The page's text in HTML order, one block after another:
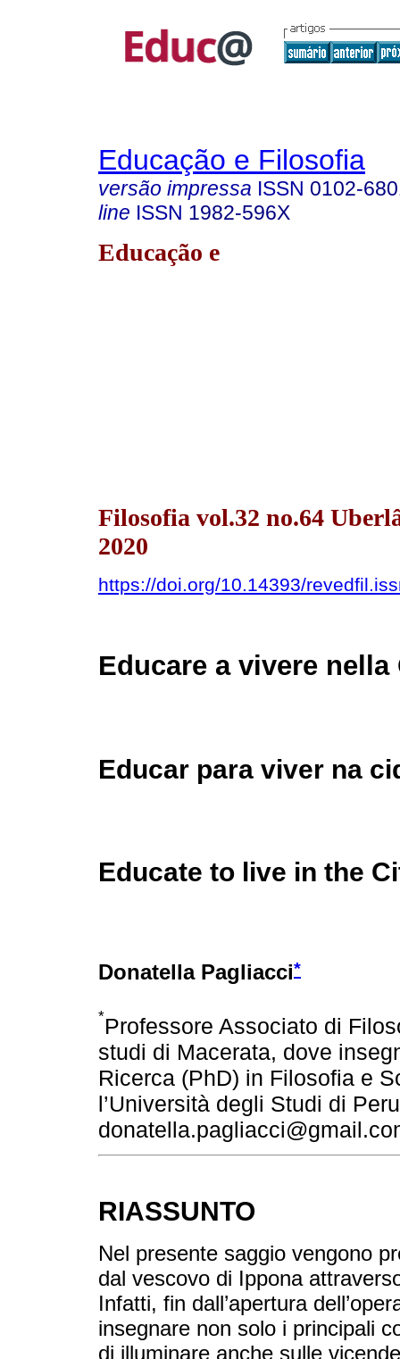
Educação e Filosofia
versão impressa ISSN 0102-
line ISSN 1982-596X
Educação e
Filosofia vol.32 no.64
2020
https://doi.org/10.14393/
Educare a vivere
Educar para viver na
Educate to live in the
Donatella Pagliacci*
*Professore Associato di
studi di Macerata, dove
Ricerca (PhD) in Filosofia e
l’Università degli Studi di
RIASSUNTO
Nel presente saggio vengono
dal vescovo di Ippona
Infatti, fin dall’apertura
insegnare non solo i principali
di illuminare anche sulle